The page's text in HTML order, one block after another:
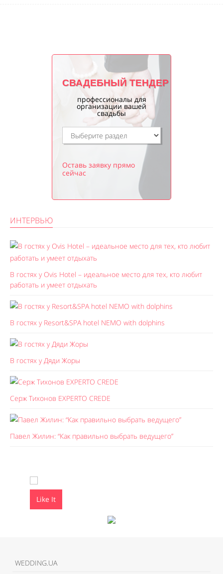
СВАДЕБНЫЙ ТЕНДЕР
профессионалы для
организации вашей
свадьбы
Оставь заявку прямо
сейчас
ИНТЕРВЬЮ
В гостях у Ovis Hotel – идеальное место для тех, кто любит
работать и умеет отдыхать
В гостях у Resort&SPA hotel NEMO with dolphins
В гостях у Дяди Жоры
Серж Тихонов EXPERTO CREDE
Павел Жилин: “Как правильно выбрать ведущего”
Like It
WEDDING.UA